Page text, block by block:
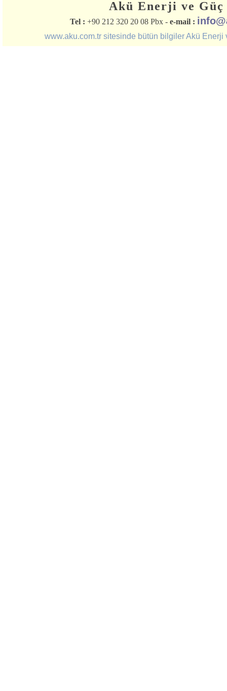
Akü Enerji ve
Tel : +90 212 320 20 08 Pbx - e-mail :
www.aku.com.tr sitesinde bütün bilgiler Akü